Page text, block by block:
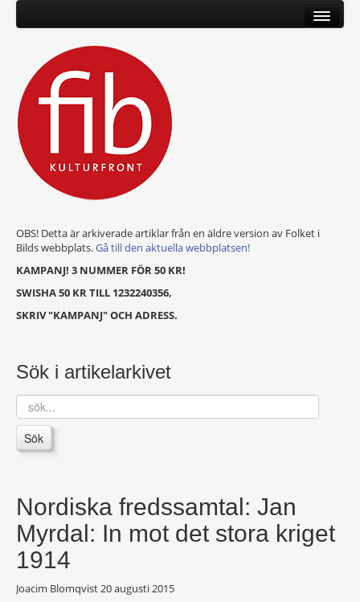
OBS! Detta är arkiverade artiklar från en äldre version av Folket i
Bilds webbplats.Gå till den aktuella webbplatsen!
KAMPANJ! 3 NUMMER FÖR 50 KR!
SWISHA 50 KR TILL 1232240356,
SKRIV "KAMPANJ" OCH ADRESS.
Sök i artikelarkivet
sök...
Sök
Nordiska fredssamtal: Jan
Myrdal: In mot det stora kriget
1914
Joacim Blomqvist20 augusti 2015